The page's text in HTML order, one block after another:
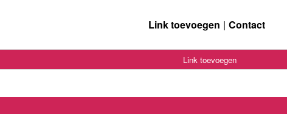
Link toevoegen Contact
Link toevoegen